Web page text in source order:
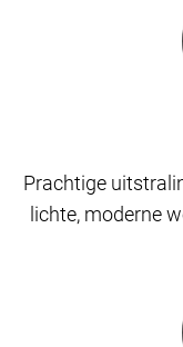
Prachtige
lichte, moderne